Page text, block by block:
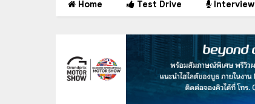
Home Test Drive Interview